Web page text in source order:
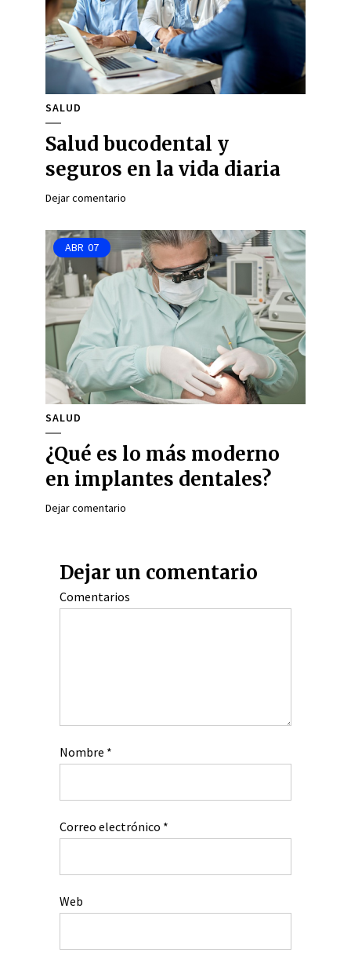
SALUD
Salud bucodental y
seguros en la vida diaria
Dejar comentario
ABR 07
SALUD
¿Qué es lo más moderno
en implantes dentales?
Dejar comentario
Dejar un comentario
Comentarios
Nombre *
Correo electrónico *
Web